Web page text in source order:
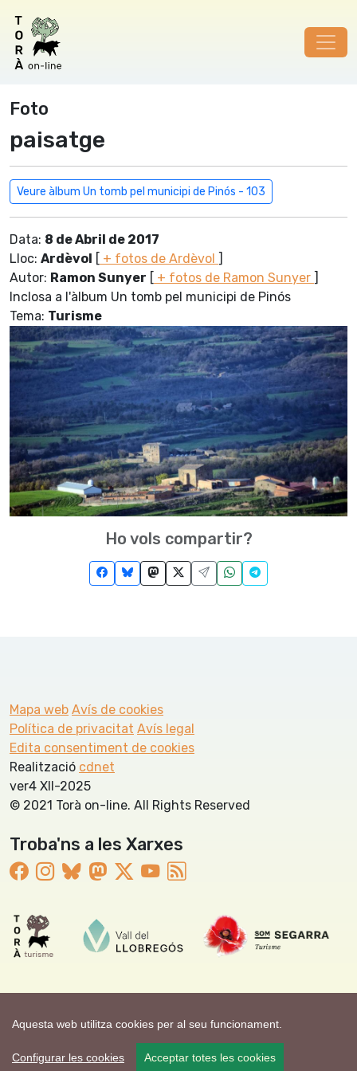
Aquesta web utilitza cookies per al seu funcionament.
Configurar les cookies Acceptar totes les cookies
Foto
paisatge
Veure àlbum Un tomb pel municipi de Pinós - 103
Data: 8 de Abril de 2017
Lloc: Ardèvol [ + fotos de Ardèvol ]
Autor: Ramon Sunyer [ + fotos de Ramon Sunyer ]
Inclosa a l'àlbum Un tomb pel municipi de Pinós
Tema: Turisme
Ho vols compartir?
Mapa web Avís de cookies
Política de privacitat Avís legal
Edita consentiment de cookies
Realització cdnet
ver4 XII-2025
© 2021 Torà on-line. All Rights Reserved
Troba'ns a les Xarxes